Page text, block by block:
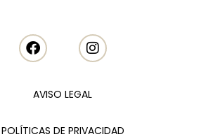
AVISO LEGAL
POLÍTICAS DE PRIVACIDAD